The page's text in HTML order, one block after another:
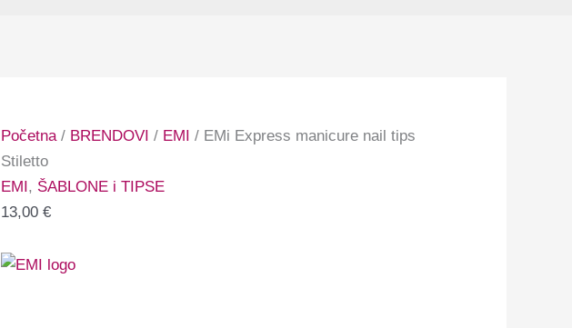
Početna/ BRENDOVI / EMI / EMi Express manicure nail tips
Stiletto
EMI, ŠABLONE i TIPSE
13,00 €